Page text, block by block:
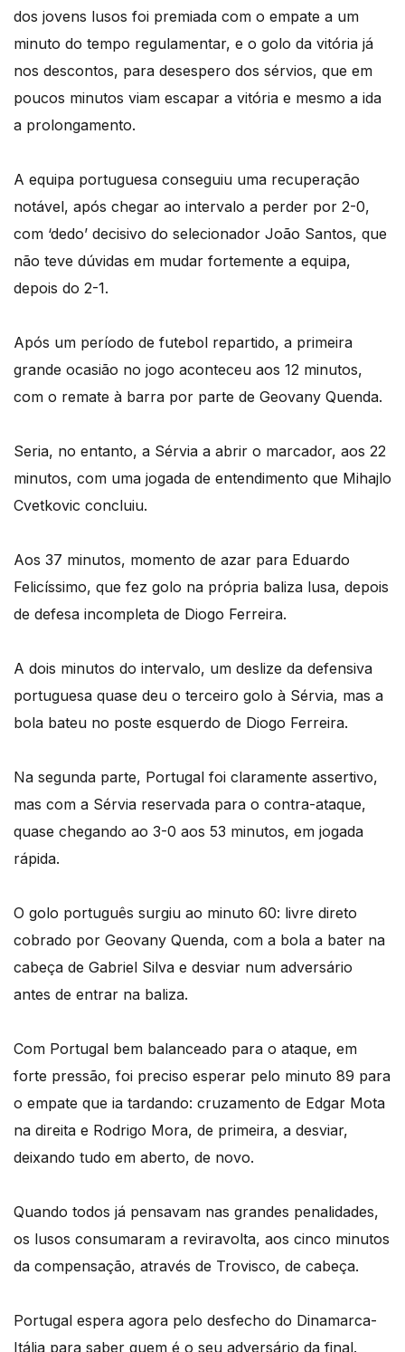
dos jovens lusos foi premiada com o empate a um
minuto do tempo regulamentar, e o golo da vitória já
nos descontos, para desespero dos sérvios, que em
poucos minutos viam escapar a vitória e mesmo a ida
a prolongamento.
A equipa portuguesa conseguiu uma recuperação
notável, após chegar ao intervalo a perder por 2-0,
com ‘dedo’ decisivo do selecionador João Santos, que
não teve dúvidas em mudar fortemente a equipa,
depois do 2-1.
Após um período de futebol repartido, a primeira
grande ocasião no jogo aconteceu aos 12 minutos,
com o remate à barra por parte de Geovany Quenda.
Seria, no entanto, a Sérvia a abrir o marcador, aos 22
minutos, com uma jogada de entendimento que Mihajlo
Cvetkovic concluiu.
Aos 37 minutos, momento de azar para Eduardo
Felicíssimo, que fez golo na própria baliza lusa, depois
de defesa incompleta de Diogo Ferreira.
A dois minutos do intervalo, um deslize da defensiva
portuguesa quase deu o terceiro golo à Sérvia, mas a
bola bateu no poste esquerdo de Diogo Ferreira.
Na segunda parte, Portugal foi claramente assertivo,
mas com a Sérvia reservada para o contra-ataque,
quase chegando ao 3-0 aos 53 minutos, em jogada
rápida.
O golo português surgiu ao minuto 60: livre direto
cobrado por Geovany Quenda, com a bola a bater na
cabeça de Gabriel Silva e desviar num adversário
antes de entrar na baliza.
Com Portugal bem balanceado para o ataque, em
forte pressão, foi preciso esperar pelo minuto 89 para
o empate que ia tardando: cruzamento de Edgar Mota
na direita e Rodrigo Mora, de primeira, a desviar,
deixando tudo em aberto, de novo.
Quando todos já pensavam nas grandes penalidades,
os lusos consumaram a reviravolta, aos cinco minutos
da compensação, através de Trovisco, de cabeça.
Portugal espera agora pelo desfecho do Dinamarca-
Itália para saber quem é o seu adversário da final.